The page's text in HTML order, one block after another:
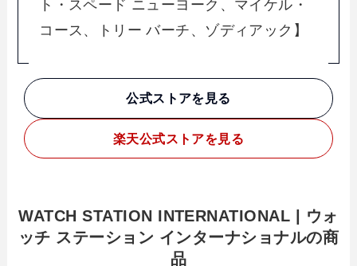
ト・スペード ニューヨーク、マイケル・
コース、トリー バーチ、ゾディアック】
公式ストアを見る
楽天公式ストアを見る
WATCH STATION INTERNATIONAL | ウォ
ッチ ステーション インターナショナルの商
品